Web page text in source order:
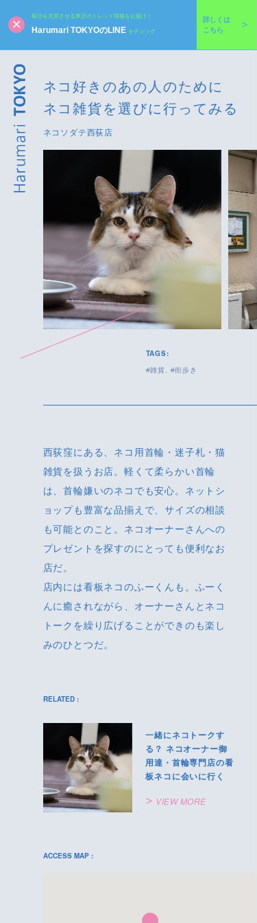
毎日を充実させる東京のトレンド情報をお届け！
Harumari TOKYOのLINE をチェック
詳しくは
こちら
ネコ好きのあの人のために
ネコ雑貨を選びに行ってみる
ネコソダテ西荻店
TAGS:
雑貨 街歩き
西荻窪にある、ネコ用首輪・迷子札・猫
雑貨を扱うお店。軽くて柔らかい首輪
は、首輪嫌いのネコでも安心。ネットシ
ョップも豊富な品揃えで、サイズの相談
も可能とのこと。ネコオーナーさんへの
プレゼントを探すのにとっても便利なお
店だ。
店内には看板ネコのふーくんも。ふーく
んに癒されながら、オーナーさんとネコ
トークを繰り広げることができのも楽し
みのひとつだ。
RELATED :
一緒にネコトークす
る？ ネコオーナー御
用達・首輪専門店の看
板ネコに会いに行く
VIEW MORE
ACCESS MAP :